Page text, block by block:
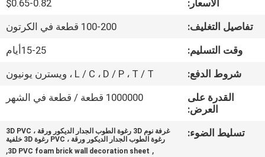
المعمل
الجودة
الأسعار:
$0.65-0.82
تفاصيل التغليف:
100-200 قطعة في الكرتون
وقت التسليم:
15-25أيام
شروط الدفع:
L / C ، D / P ، T / T ، ويسترن يونيون
القدرة على
العرض:
1000000 قطعة / قطعة في الشهر
تسليط الضوء:
غرفة نوم 3D رغوة الطوب الجدار الديكور ورقة ، 3D PVC
رغوة الطوب الجدار الديكور ورقة ، PVC رغوة 3D خلفية
,
3D PVC foam brick wall decoration sheet
,